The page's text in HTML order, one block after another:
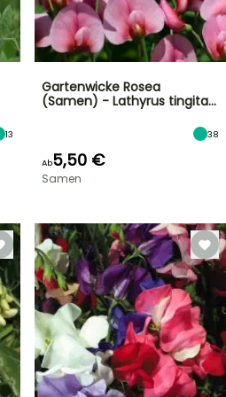
13
Gartenwicke Rosea
(Samen) - Lathyrus tingita…
38
Ab5,50 €
Samen